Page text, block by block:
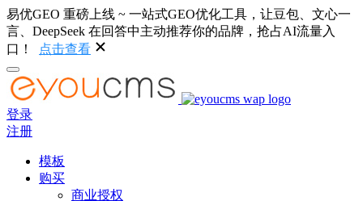
易优GEO 重磅上线 ~ 一站式GEO优化工具，让豆包、文心一
言、DeepSeek 在回答中主动推荐你的品牌，抢占AI流量入
口！
点击查看
登录
注册
模板
购买
商业授权